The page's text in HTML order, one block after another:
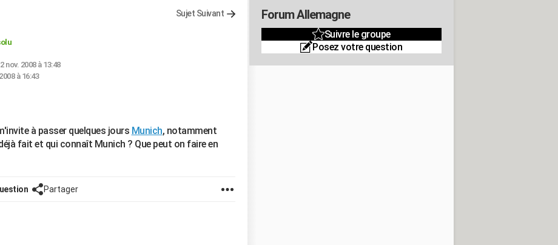
Sujet Suivant
nov. 2008 à 13:48
à 16:43
à passer quelques jours Munich, notamment
fait et qui connaît Munich ? Que peut on faire en
Partager
Forum Allemagne
Suivre le groupe
Posez votre question